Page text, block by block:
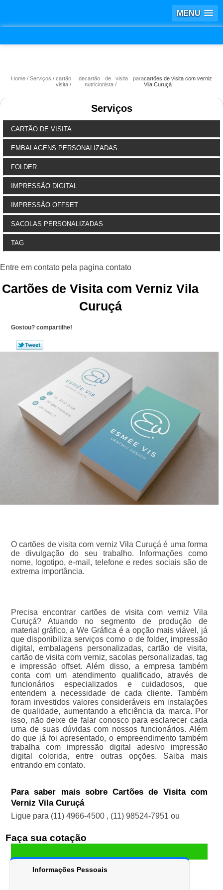
MENU
Home Serviços
cartão de
visita
cartão de visita para
nutricionista
cartões de visita com verniz
Vila Curuçá
Serviços
CARTÃO DE VISITA
EMBALAGENS PERSONALIZADAS
FOLDER
IMPRESSÃO DIGITAL
IMPRESSÃO OFFSET
SACOLAS PERSONALIZADAS
TAG
Cartões de Visita com Verniz Vila
Curuçá
Gostou? compartilhe!
O cartões de visita com verniz Vila Curuçá é uma forma
de divulgação do seu trabalho. Informações como
nome, logotipo, e-mail, telefone e redes sociais são de
extrema importância.
Precisa encontrar cartões de visita com verniz Vila
Curuçá? Atuando no segmento de produção de
material gráfico, a We Gráfica é a opção mais viável, já
que disponibiliza serviços como o de folder, impressão
digital, embalagens personalizadas, cartão de visita,
cartão de visita com verniz, sacolas personalizadas, tag
e impressão offset. Além disso, a empresa também
conta com um atendimento qualificado, através de
funcionários especializados e cuidadosos, que
entendem a necessidade de cada cliente. Também
foram investidos valores consideráveis em instalações
de qualidade, aumentando a eficiência da marca. Por
isso, não deixe de falar conosco para esclarecer cada
uma de suas dúvidas com nossos funcionários. Além
do que já foi apresentado, o empreendimento também
trabalha com impressão digital adesivo impressão
digital colorida, entre outras opções. Saiba mais
entrando em contato.
Para saber mais sobre Cartões de Visita com
Verniz Vila Curuçá
Ligue para (11) 4966-4500 , (11) 98524-7951 ou
Faça sua cotação
Informações Pessoais